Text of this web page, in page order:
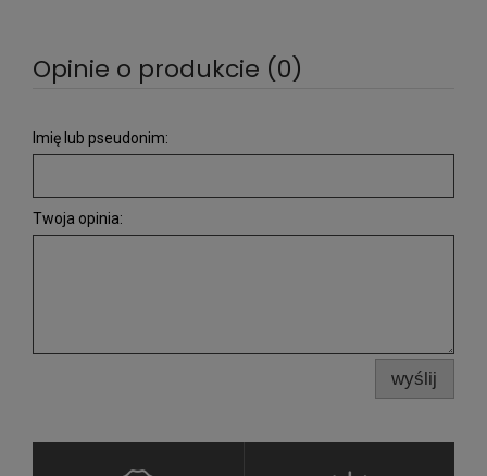
Opinie o produkcie (0)
Imię lub pseudonim:
Twoja opinia:
wyślij